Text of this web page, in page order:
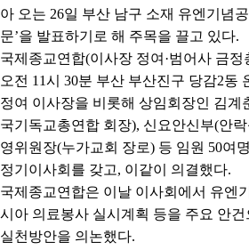
아 오는 26일 부산 남구 소재 유엔기념
문’을 발표하기로 해 주목을 끌고 있다.
국제종교연합(이사장 정여 ·범어사 금정
오전 11시 30분 부산 부산진구 당감2동
정여 이사장을 비롯해 상임회장인 김계
국기독교총연합 회장), 신요안신부(안
영위원장(누가교회 장로) 등 임원 50여
정기이사회를 갖고, 이같이 의결했다.
국제종교연합은 이날 이사회에서 유엔
시아 의료봉사 실시계획 등을 주요 안건
실천방안을 의논했다.